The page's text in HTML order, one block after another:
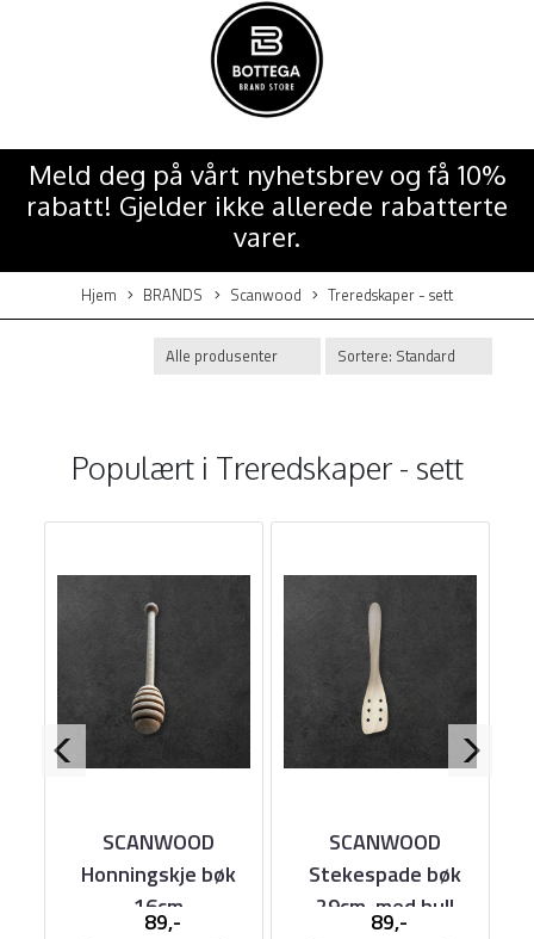
Meld deg på vårt nyhetsbrev og få 10%
rabatt! Gjelder ikke allerede rabatterte
varer.
Hjem BRANDS Scanwood Treredskaper - sett
Populært i Treredskaper - sett
SCANWOOD
Honningskje bøk
16cm
89,-
SCANWOOD
Stekespade bøk
29cm, med hull
89,-